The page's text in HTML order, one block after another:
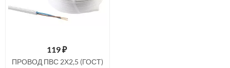
119₽
ПРОВОД ПВС 2Х2,5 (ГОСТ)